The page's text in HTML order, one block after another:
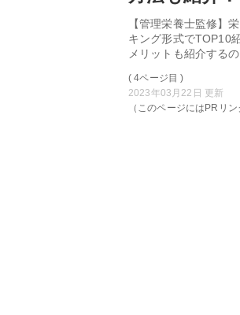
【管理栄養士監修】
キング形式でTOP10
メリットも紹介する
( 4ページ目 )
2023年03月22日 更新
（このページにはPRリ